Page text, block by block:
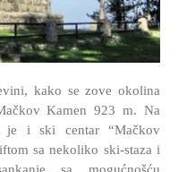
kako se zove okolina
Kamen 923 m. Na
je i ski centar “Mačkov
sa nekoliko ski-staza i